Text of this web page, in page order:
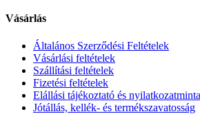
Vásárlás
Általános Szerződési Feltételek
Vásárlási feltételek
Szállítási feltételek
Fizetési feltételek
Elállási tájékoztató és nyilatkozatminta
Jótállás, kellék- és termékszavatosság